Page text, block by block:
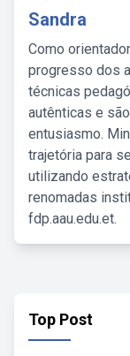
Sandra
Como
progresso dos
técnicas
autênticas e
entusiasmo.
trajetória para
utilizando
renomadas
fdp.aau.edu.et.
Top Post